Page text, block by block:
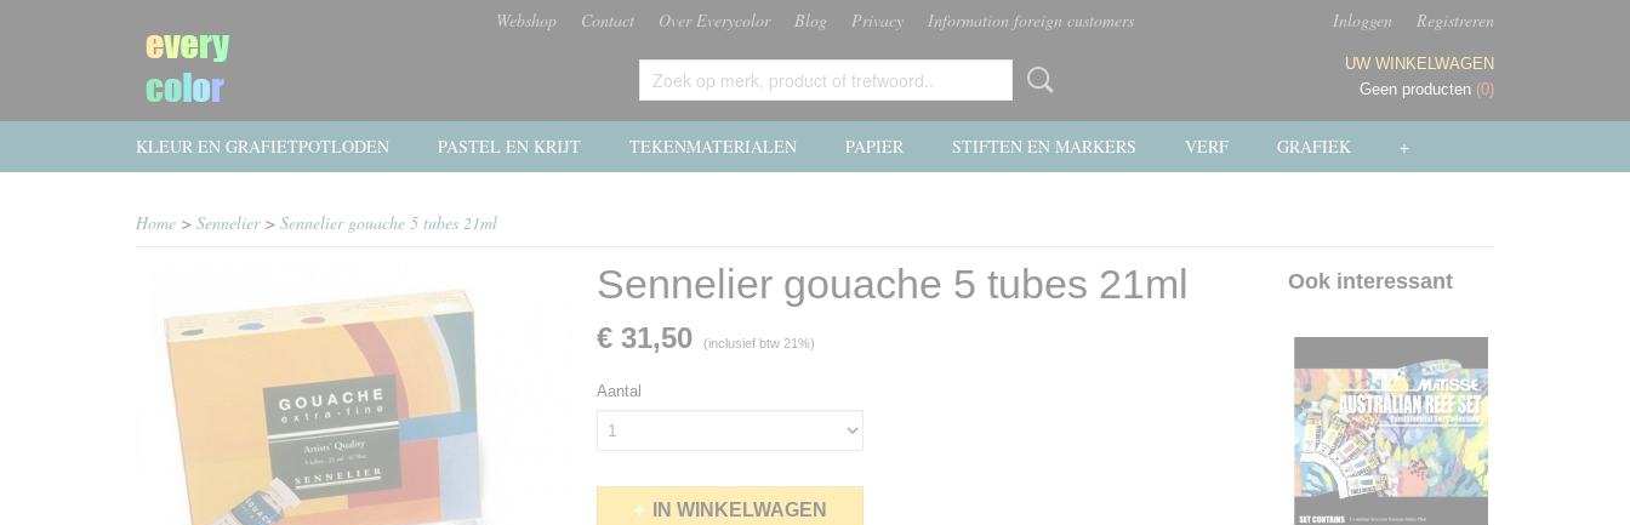
Webshop Contact Over Everycolor Blog Privacy Information foreign customers Inloggen Registreren
UW WINKELWAGEN
Geen producten (0)
KLEUR EN GRAFIETPOTLODEN PASTEL EN KRIJT TEKENMATERIALEN PAPIER STIFTEN EN MARKERS VERF GRAFIEK +
Home > Sennelier> Sennelier gouache 5 tubes 21ml
Sennelier gouache 5 tubes 21ml
€ 31,50 (inclusief btw 21%)
Aantal
IN WINKELWAGEN
Ook interessant